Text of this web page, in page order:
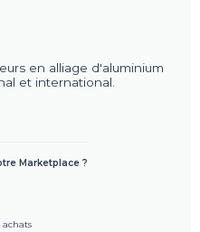
en alliage d'aluminium
et international.
Marketplace ?